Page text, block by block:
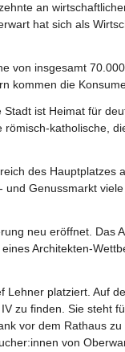
hat sich als
insgesamt
kommen die
ist Heimat für
katholische,
des
Genussmarkt
neu eröffnet.
Architekten-
platziert. Auf
zu finden. Sie steht
vor dem Rathaus
von